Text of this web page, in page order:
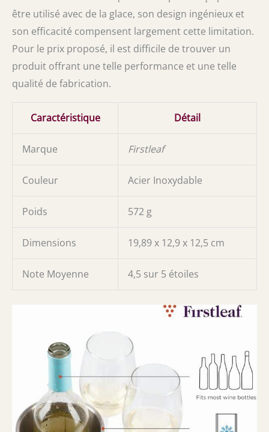
être utilisé avec de la glace, son design ingénieux et
son efficacité compensent largement cette limitation.
Pour le prix proposé, il est difficile de trouver un
produit offrant une telle performance et une telle
qualité de fabrication.
Caractéristique Détail
Marque Firstleaf
Couleur Acier Inoxydable
Poids 572 g
Dimensions 19,89 x 12,9 x 12,5 cm
Note Moyenne 4,5 sur 5 étoiles